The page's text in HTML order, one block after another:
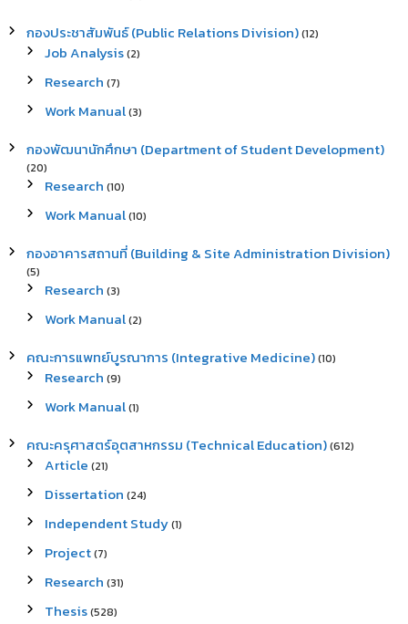
กองประชาสัมพันธ์ (Public Relations Division)(12)
Job Analysis(2)
Research (7)
Work Manual(3)
กองพัฒนานักศึกษา (Department of Student Development)
(20)
Research (10)
Work Manual(10)
กองอาคารสถานที่ (Building & Site Administration Division)
(5)
Research (3)
Work Manual(2)
คณะการแพทย์บูรณาการ (Integrative Medicine)(10)
Research (9)
Work Manual(1)
คณะครุศาสตร์อุตสาหกรรม (Technical Education)(612)
Article (21)
Dissertation (24)
Independent Study(1)
Project(7)
Research (31)
Thesis(528)